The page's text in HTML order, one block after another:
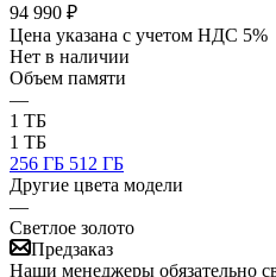
94 990 ₽
Цена указана с учетом НДС 5%
Нет в наличии
Объем памяти
—
1 ТБ
1 ТБ
256 ГБ 512 ГБ
Другие цвета модели
—
Светлое золото
Предзаказ
Наши менеджеры обязательно